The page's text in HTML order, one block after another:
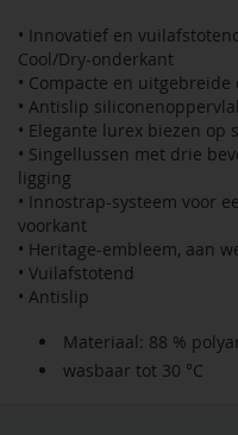
• Innovatief en
Cool/Dry-onderkant
• Compacte en
• Antislip
• Elegante lurex biezen op
• Singellussen met drie
ligging
• Innostrap-systeem voor
voorkant
• Heritage-embleem, aan
• Vuilafstotend
• Antislip
Materiaal: 88 %
wasbaar tot 30 °C